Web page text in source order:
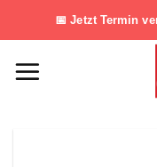
Inhalt
springen
📅 Jetzt Termin